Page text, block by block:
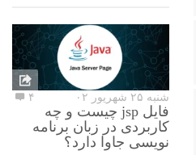
شنبه ۲۵ شهریور ۰۲ ۴
فایل jsp چیست و چه
کاربردی در زبان برنامه
نویسی جاوا دارد؟